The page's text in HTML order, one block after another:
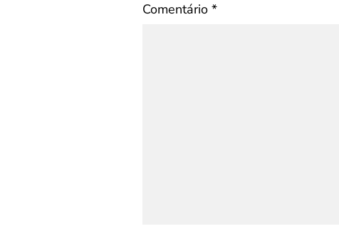
Comentário *